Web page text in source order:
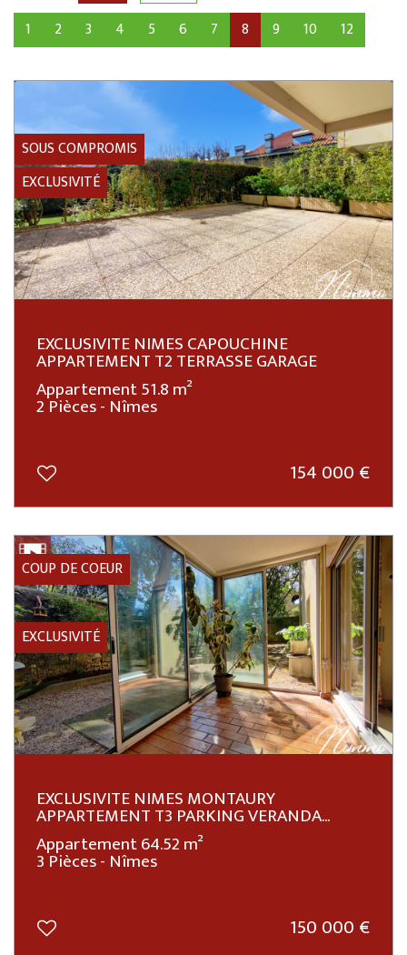
1 2 3 4 5 6 7 8 9 10 12
SOUS COMPROMIS
EXCLUSIVITÉ
EXCLUSIVITE NIMES CAPOUCHINE
APPARTEMENT T2 TERRASSE GARAGE
Appartement 51.8 m²
2 Pièces - Nîmes
154 000 €
EXCLUSIVITÉ
COUP DE COEUR
EXCLUSIVITE NIMES MONTAURY
APPARTEMENT T3 PARKING VERANDA...
Appartement 64.52 m²
3 Pièces - Nîmes
150 000 €